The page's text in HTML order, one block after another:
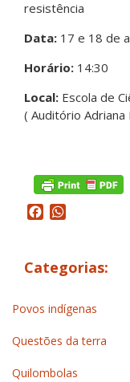
resistência
Data: 17 e 18 de
Horário: 14:30
Local: Escola de
( Auditório
Facebook
Categorias:
Povos indígenas
Questões da terra
Quilombolas